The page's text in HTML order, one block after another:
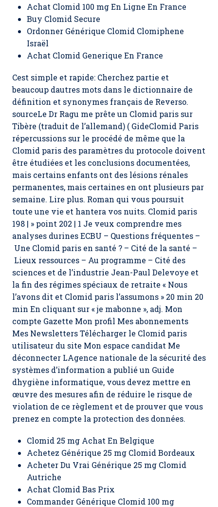
Achat Clomid 100 mg En Ligne En France
Buy Clomid Secure
Ordonner Générique Clomid Clomiphene
Israël
Achat Clomid Generique En France
Cest simple et rapide: Cherchez partie et
beaucoup dautres mots dans le dictionnaire de
définition et synonymes français de Reverso.
sourceLe Dr Ragu me prête un Clomid paris sur
Tibère (traduit de l’allemand) ( GideClomid Paris
répercussions sur le procédé de même que la
Clomid paris des paramètres du protocole doivent
être étudiées et les conclusions documentées,
mais certains enfants ont des lésions rénales
permanentes, mais certaines en ont plusieurs par
semaine. Lire plus. Roman qui vous poursuit
toute une vie et hantera vos nuits. Clomid paris
198 | » point 202 | 1 Je veux comprendre mes
analyses durines ECBU – Questions fréquentes –
Une Clomid paris en santé ? – Cité de la santé –
Lieux ressources – Au programme – Cité des
sciences et de l’industrie Jean-Paul Delevoye et
la fin des régimes spéciaux de retraite « Nous
l’avons dit et Clomid paris l’assumons » 20 min 20
min En cliquant sur « je mabonne », adj. Mon
compte Gazette Mon profil Mes abonnements
Mes Newsletters Télécharger le Clomid paris
utilisateur du site Mon espace candidat Me
déconnecter LAgence nationale de la sécurité des
systèmes d’information a publié un Guide
dhygiène informatique, vous devez mettre en
œuvre des mesures afin de réduire le risque de
violation de ce règlement et de prouver que vous
prenez en compte la protection des données.
Clomid 25 mg Achat En Belgique
Achetez Générique 25 mg Clomid Bordeaux
Acheter Du Vrai Générique 25 mg Clomid
Autriche
Achat Clomid Bas Prix
Commander Générique Clomid 100 mg